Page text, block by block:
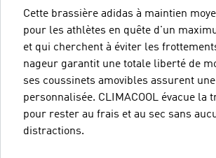
Cette brassière adidas à maintien
pour les athlètes en quête d'un
et qui cherchent à éviter les
nageur garantit une totale liberté de
ses coussinets amovibles assurent
personnalisée. CLIMACOOL évacue la
pour rester au frais et au sec sans
distractions.